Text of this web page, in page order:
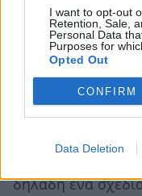
I want to opt-out
Retention, Sale,
Personal Data
Purposes for
Opted Out
CONFIRM
Data Deletion
οικονομική
τρίτον, να
των ΗΠΑ, όπως
δεκαετίες, πάνω
κυβερνήσεις της
Στην περίοδο
κατηύθυναν το
δηλαδή ένα